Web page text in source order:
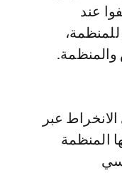
عند
للمنظمة،
والمنظمة.
عبر
المنظمة